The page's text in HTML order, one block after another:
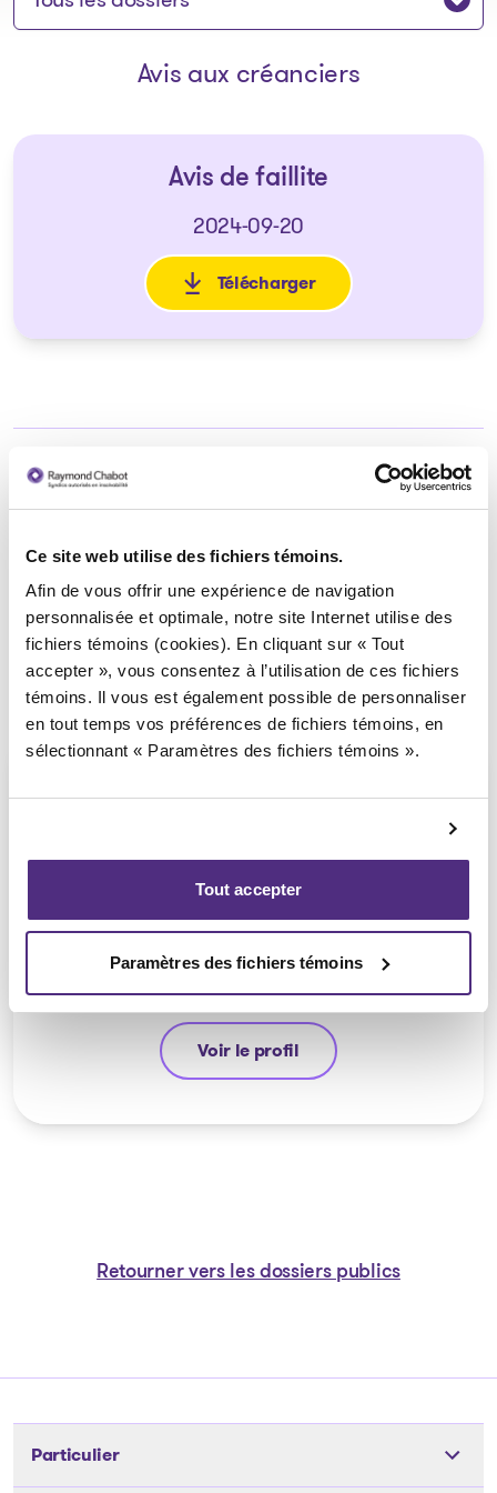
Ce site web utilise des fichiers témoins.
Afin de vous offrir une expérience de navigation
personnalisée et optimale, notre site Internet utilise des
fichiers témoins (cookies). En cliquant sur « Tout
accepter », vous consentez à l’utilisation de ces fichiers
témoins. Il vous est également possible de personnaliser
en tout temps vos préférences de fichiers témoins, en
sélectionnant « Paramètres des fichiers témoins ».
Tout accepter
Paramètres des fichiers témoins
Avis aux créanciers
Avis de faillite
2024-09-20
Télécharger
: Avis de faillite
Stéphane Gauvin
CPA, PAIR, SAI
Voir le profil
Stéphane Gauvin
Retourner vers les dossiers publics
Particulier